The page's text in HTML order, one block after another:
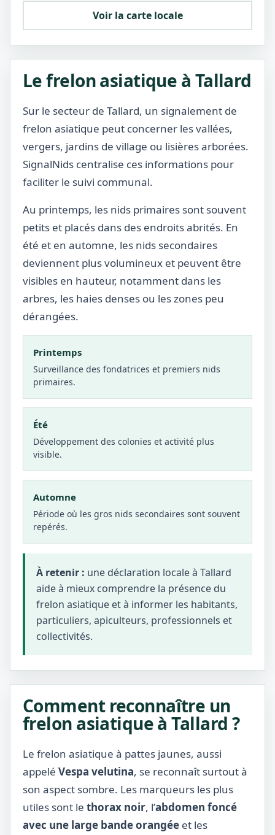
Voir la carte locale
Le frelon asiatique à Tallard
Sur le secteur de Tallard, un signalement de
frelon asiatique peut concerner les vallées,
vergers, jardins de village ou lisières arborées.
SignalNids centralise ces informations pour
faciliter le suivi communal.
Au printemps, les nids primaires sont souvent
petits et placés dans des endroits abrités. En
été et en automne, les nids secondaires
deviennent plus volumineux et peuvent être
visibles en hauteur, notamment dans les
arbres, les haies denses ou les zones peu
dérangées.
Printemps
Surveillance des fondatrices et premiers nids
primaires.
Été
Développement des colonies et activité plus
visible.
Automne
Période où les gros nids secondaires sont souvent
repérés.
À retenir : une déclaration locale à Tallard
aide à mieux comprendre la présence du
frelon asiatique et à informer les habitants,
particuliers, apiculteurs, professionnels et
collectivités.
Comment reconnaître un
frelon asiatique à Tallard ?
Le frelon asiatique à pattes jaunes, aussi
appelé Vespa velutina, se reconnaît surtout à
son aspect sombre. Les marqueurs les plus
utiles sont le thorax noir, l’abdomen foncé
avec une large bande orangée et les